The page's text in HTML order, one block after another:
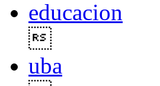
educacion
uba